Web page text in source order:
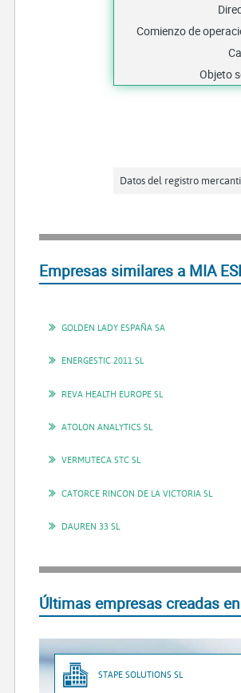
Comienzo de
Objeto
Datos del registro
Empresas similares a MIA
GOLDEN LADY ESPAÑA SA
ENERGESTIC 2011 SL
REVA HEALTH EUROPE SL
ATOLON ANALYTICS SL
VERMUTECA STC SL
CATORCE RINCON DE LA VICTORIA SL
DAUREN 33 SL
Últimas empresas creadas
STAPE SOLUTIONS SL